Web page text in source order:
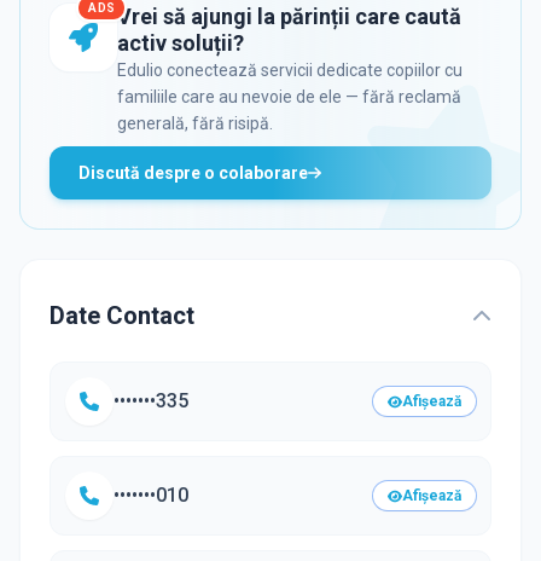
ADS Vrei să ajungi la părinții care caută
activ soluții?
Edulio conectează servicii dedicate copiilor cu
familiile care au nevoie de ele — fără reclamă
generală, fără risipă.
Discută despre o colaborare
Date Contact
•••••••335 Afișează
•••••••010 Afișează